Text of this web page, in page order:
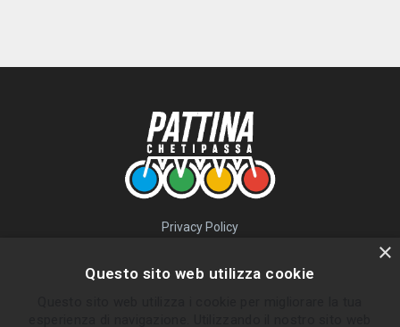
Privacy Policy
×
Questo sito web utilizza cookie